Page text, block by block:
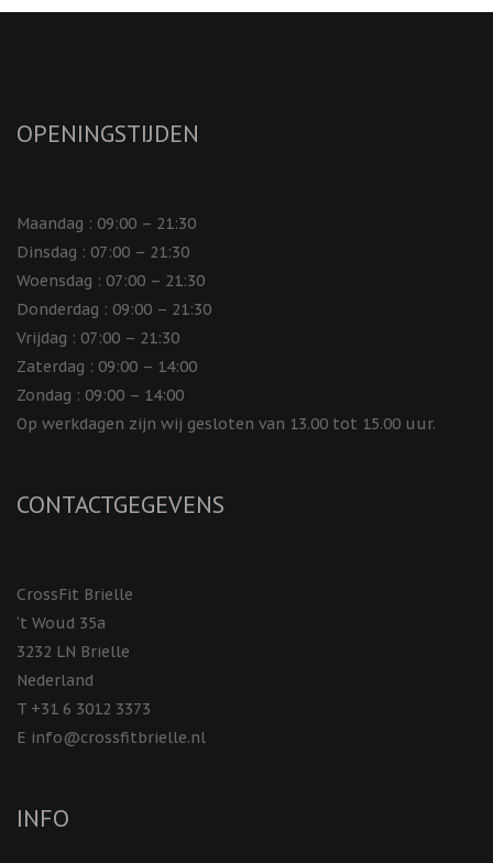
OPENINGSTIJDEN
Maandag : 09:00 – 21:30
Dinsdag : 07:00 – 21:30
Woensdag : 07:00 – 21:30
Donderdag : 09:00 – 21:30
Vrijdag : 07:00 – 21:30
Zaterdag : 09:00 – 14:00
Zondag : 09:00 – 14:00
Op werkdagen zijn wij gesloten van 13.00 tot 15.00 uur.
CONTACTGEGEVENS
CrossFit Brielle
‘t Woud 35a
3232 LN Brielle
Nederland
T +31 6 3012 3373
E info@crossfitbrielle.nl
INFO